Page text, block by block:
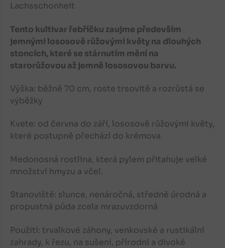
Lachsschonheit
Tento kultivar řebříčku zaujme především
jemnými lososově růžovými květy na dlouhých
stoncích, které se stárnutím mění na
starorůžovou až jemně lososovou barvu.
Výška: běžně 70 cm, roste trsovitě a rozrůstá se
výběžky
Kvete: od června do září, lososově růžovými květy,
které postupně přechází do krémova
Medonosná rostlina, která pylem přitahuje velké
množství hmyzu a včel.
Stanoviště: slunce, nenáročná, středně úrodná a
propustná půda zcela mrazuvzdorná
Použití: trvalkové záhony, venkovské a rustikální
zahrady, k řezu, na sušení, přírodní a divoké